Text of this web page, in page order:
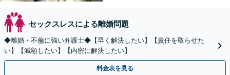
セックスレスによる離婚問題
◆離婚・不倫に強い弁護士◆【早く解決したい】【責任を取らせた
い】【減額したい】【内密に解決したい】
料金表を見る